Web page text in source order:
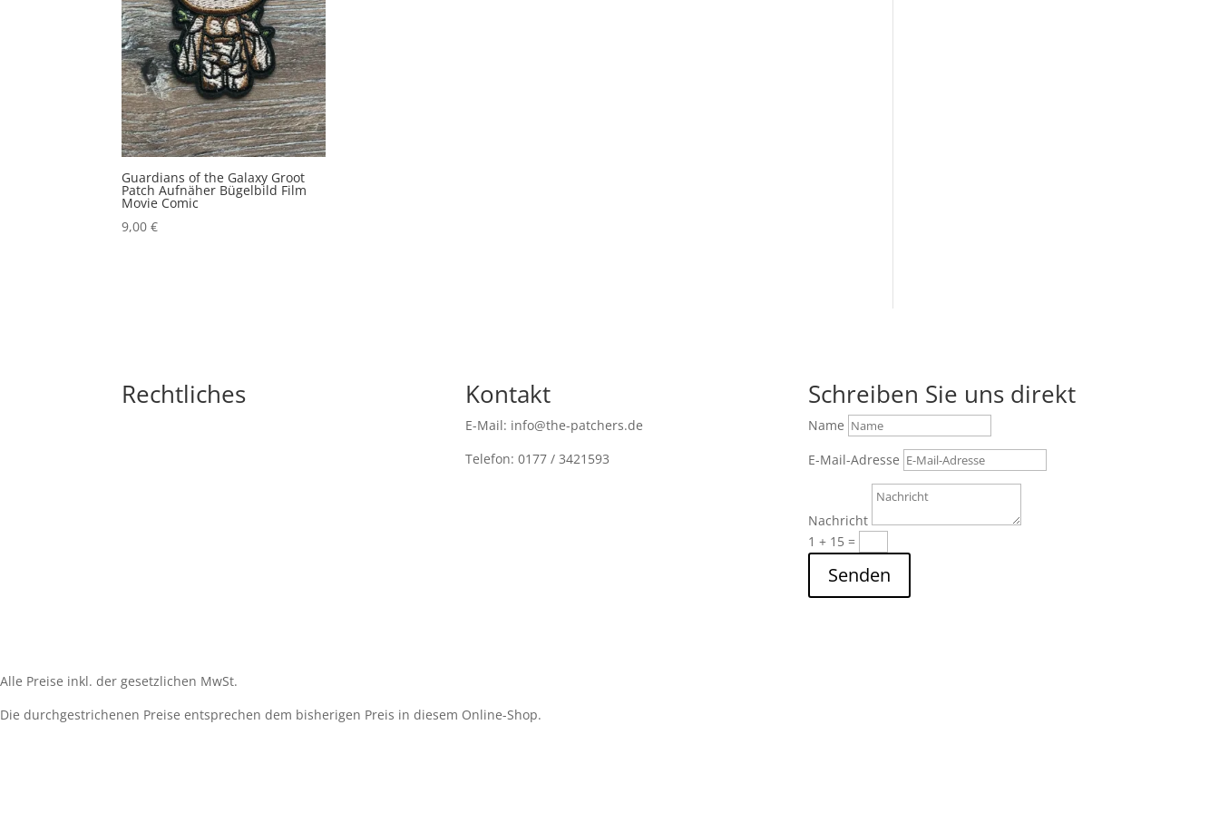
Guardians of the Galaxy Groot
Patch Aufnäher Bügelbild Film
Movie Comic
9,00€
Rechtliches Kontakt
E-Mail: info@the-patchers.de
Telefon: 0177 / 3421593
Schreiben Sie uns direkt
Name
E-Mail-Adresse
Nachricht
1 + 15=
Senden
Alle Preise inkl. der gesetzlichen MwSt.
Die durchgestrichenen Preise entsprechen dem bisherigen Preis in diesem Online-Shop.